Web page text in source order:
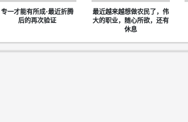
专一才能有所成-最近折腾
后的再次验证
最近越来越想做农民了，伟
大的职业，随心所欲，还有
休息